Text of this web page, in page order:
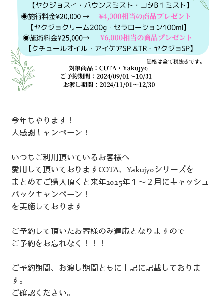
今年もやります！
大感謝キャンペーン！
いつもご利用頂いているお客様へ
愛用して頂いておりますCOTA、Yakujyoシリーズを
まとめてご購入頂くと来年2025年１〜２月にキャッシュ
バックキャンペーン！
を実施しております
ご予約して頂いたお客様のみ適応となりますので
ご予約をお忘れなく！！！
ご予約期間、お渡し期間ともに上記に記載しておりま
す。
ご確認ください。